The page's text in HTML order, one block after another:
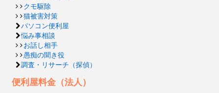
クモ駆除
猫被害対策
パソコン便利屋
悩み事相談
お話し相手
愚痴の聞き役
調査・リサーチ（探偵）
便利屋料金（法人）